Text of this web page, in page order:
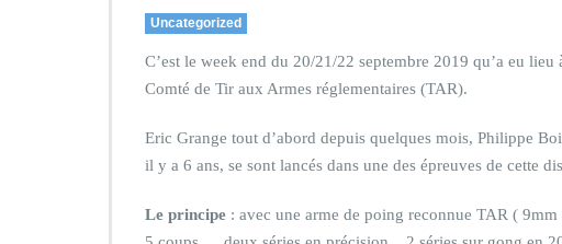
Uncategorized
C’est le week end du 20/21/22 septembre 2019 qu’a eu
Comté de Tir aux Armes réglementaires (TAR).
Eric Grange tout d’abord depuis quelques mois, Philippe
il y a 6 ans, se sont lancés dans une des épreuves de
Le principe : avec une arme de poing reconnue TAR (